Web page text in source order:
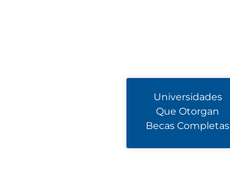
Universidades
Que Otorgan
Becas Completas